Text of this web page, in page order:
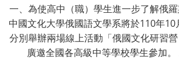
一、為使高中（職）學生進一步了解俄羅
中國文化大學俄國語文學系將於110年10
分別舉辦兩場線上活動「俄國文化研習營
廣邀全國各高級中等學校學生參加